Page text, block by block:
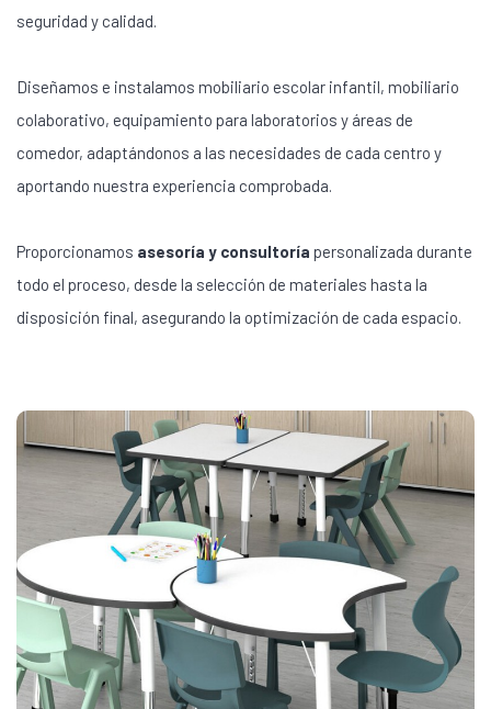
seguridad y calidad.
Diseñamos e instalamos mobiliario escolar infantil, mobiliario
colaborativo, equipamiento para laboratorios y áreas de
comedor, adaptándonos a las necesidades de cada centro y
aportando nuestra experiencia comprobada.
Proporcionamos asesoría y consultoría personalizada durante
todo el proceso, desde la selección de materiales hasta la
disposición final, asegurando la optimización de cada espacio.